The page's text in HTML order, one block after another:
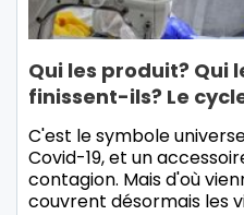
Qui les produit? Qui
finissent-ils? Le
C'est le symbole
Covid-19, et un
contagion. Mais d'où
couvrent désormais les